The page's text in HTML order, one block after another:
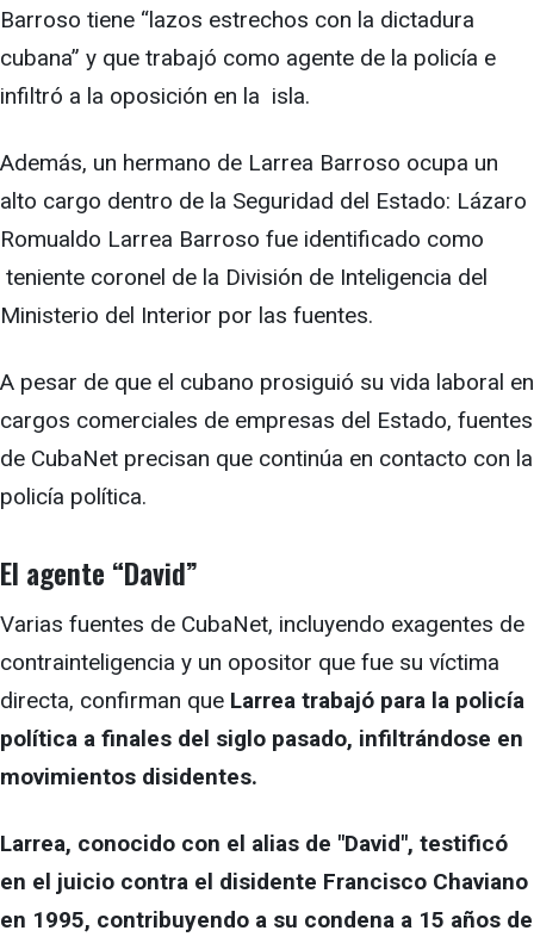
Barroso tiene “lazos estrechos con la dictadura
cubana” y que trabajó como agente de la policía e
infiltró a la oposición en la isla.
Además, un hermano de Larrea Barroso ocupa un
alto cargo dentro de la Seguridad del Estado: Lázaro
Romualdo Larrea Barroso fue identificado como
teniente coronel de la División de Inteligencia del
Ministerio del Interior por las fuentes.
A pesar de que el cubano prosiguió su vida laboral en
cargos comerciales de empresas del Estado, fuentes
de CubaNet precisan que continúa en contacto con la
policía política.
El agente “David”
Varias fuentes de CubaNet, incluyendo exagentes de
contrainteligencia y un opositor que fue su víctima
directa, confirman que Larrea trabajó para la policía
política a finales del siglo pasado, infiltrándose en
movimientos disidentes.
Larrea, conocido con el alias de "David", testificó
en el juicio contra el disidente Francisco Chaviano
en 1995, contribuyendo a su condena a 15 años de